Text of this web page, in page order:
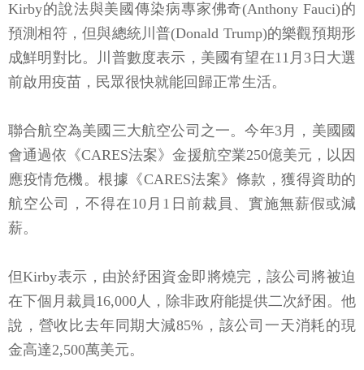
Kirby的說法與美國傳染病專家佛奇(Anthony Fauci)的
預測相符，但與總統川普(Donald Trump)的樂觀預期形
成鮮明對比。川普數度表示，美國有望在11月3日大選
前啟用疫苗，民眾很快就能回歸正常生活。
聯合航空為美國三大航空公司之一。今年3月，美國國
會通過依《CARES法案》金援航空業250億美元，以因
應疫情危機。根據《CARES法案》條款，獲得資助的
航空公司，不得在10月1日前裁員、實施無薪假或減
薪。
但Kirby表示，由於紓困資金即將燒完，該公司將被迫
在下個月裁員16,000人，除非政府能提供二次紓困。他
說，營收比去年同期大減85%，該公司一天消耗的現
金高達2,500萬美元。